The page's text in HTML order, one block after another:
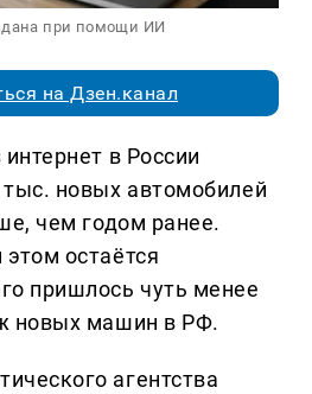
при помощи ИИ
на Дзен.канал
в России
тыс. новых автомобилей
чем годом ранее.
остаётся
пришлось чуть менее
новых машин в РФ.
агентства